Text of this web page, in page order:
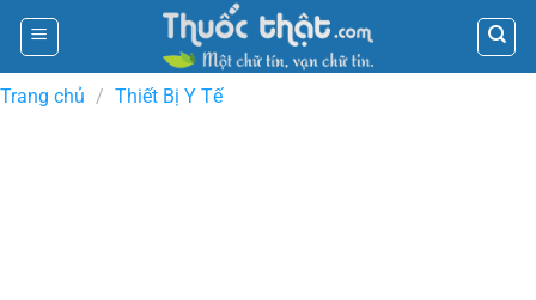
Skip
content
Trang chủ / Thiết Bị Y Tế